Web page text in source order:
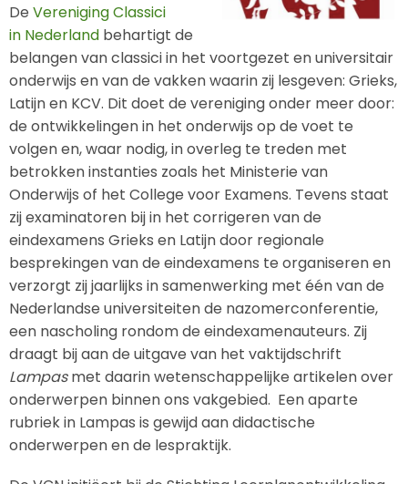
De Vereniging Classici
in Nederland behartigt de
belangen van classici in het voortgezet en universitair
onderwijs en van de vakken waarin zij lesgeven: Grieks,
Latijn en KCV. Dit doet de vereniging onder meer door:
de ontwikkelingen in het onderwijs op de voet te
volgen en, waar nodig, in overleg te treden met
betrokken instanties zoals het Ministerie van
Onderwijs of het College voor Examens. Tevens staat
zij examinatoren bij in het corrigeren van de
eindexamens Grieks en Latijn door regionale
besprekingen van de eindexamens te organiseren en
verzorgt zij jaarlijks in samenwerking met één van de
Nederlandse universiteiten de nazomerconferentie,
een nascholing rondom de eindexamenauteurs. Zij
draagt bij aan de uitgave van het vaktijdschrift
Lampasmet daarin wetenschappelijke artikelen over
onderwerpen binnen ons vakgebied. Een aparte
rubriek in Lampas is gewijd aan didactische
onderwerpen en de lespraktijk.